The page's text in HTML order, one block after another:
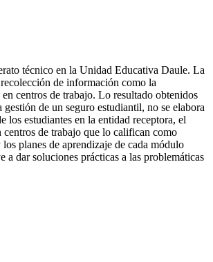
técnico en la Unidad Educativa Daule. La
de información como la
centros de trabajo. Lo resultado obtenidos
de un seguro estudiantil, no se elabora
estudiantes en la entidad receptora, el
de trabajo que lo califican como
planes de aprendizaje de cada módulo
dar soluciones prácticas a las problemáticas